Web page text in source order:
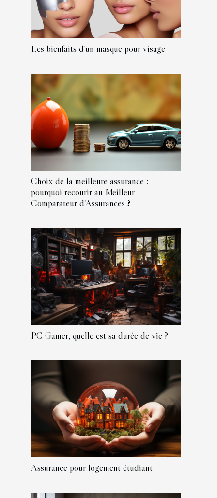
Les bienfaits d’un masque pour visage
Choix de la meilleure assurance :
pourquoi recourir au Meilleur
Comparateur d’Assurances ?
PC Gamer, quelle est sa durée de vie ?
Assurance pour logement étudiant